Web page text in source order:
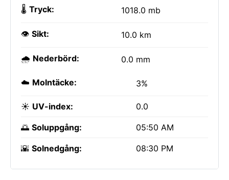
🌡️ Tryck: 1018.0 mb
👁️ Sikt: 10.0 km
🌧️ Nederbörd: 0.0 mm
☁️ Molntäcke: 3%
☀️ UV-index: 0.0
🌅 Soluppgång: 05:50 AM
🌇 Solnedgång: 08:30 PM